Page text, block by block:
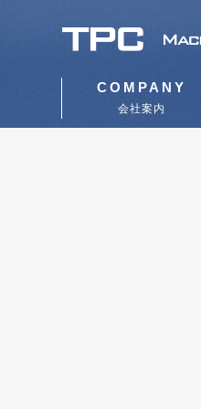
COMPANY
会社案内